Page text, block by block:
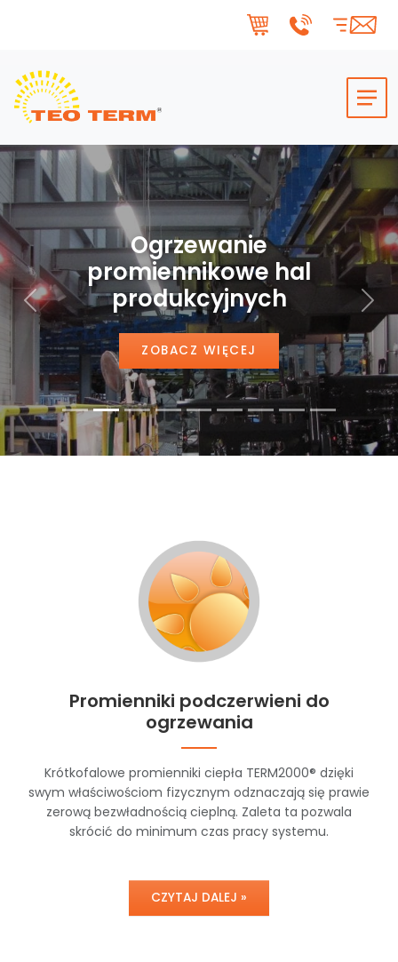
Ogrzewanie
promiennikowe hal
produkcyjnych
ZOBACZ WIĘCEJ
Poprzedni
Promienniki podczerwieni do
ogrzewania
Krótkofalowe promienniki ciepła TERM2000® dzięki
swym właściwościom fizycznym odznaczają się prawie
zerową bezwładnością cieplną. Zaleta ta pozwala
skrócić do minimum czas pracy systemu.
CZYTAJ DALEJ »